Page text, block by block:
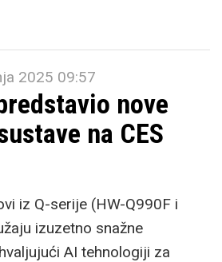
2025 09:57
nove
na CES
iz Q-serije (HW-Q990F i
izuzetno snažne
AI tehnologiji za